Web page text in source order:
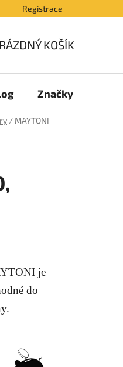
Registrace
KOŠÍK
Značky
/ MAYTONI
je
do